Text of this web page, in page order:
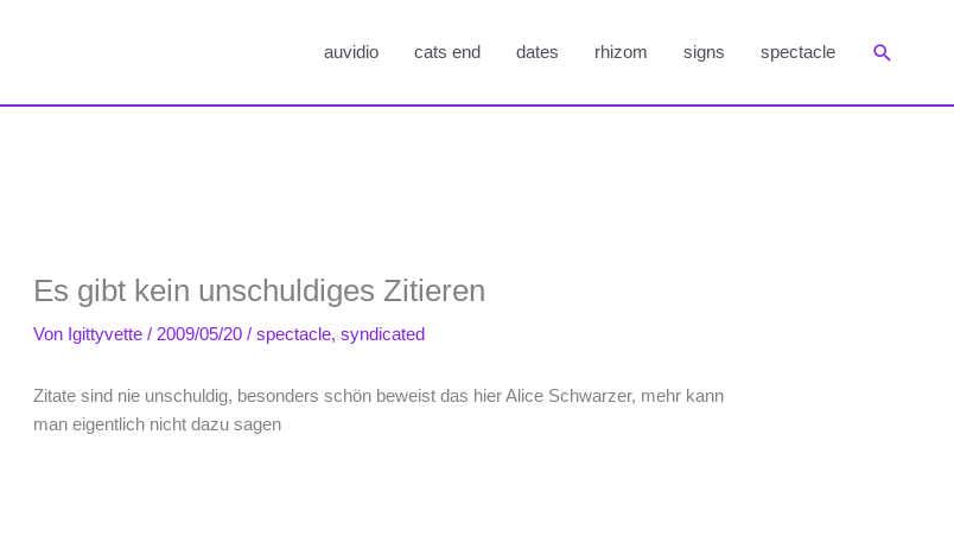
auvidio cats end dates rhizom signs spectacle Suchen
Es gibt kein unschuldiges Zitieren
Von Igittyvette/ 2009/05/20/spectacle,syndicated
Zitate sind nie unschuldig, besonders schön beweist das hier Alice Schwarzer, mehr kann
man eigentlich nicht dazu sagen